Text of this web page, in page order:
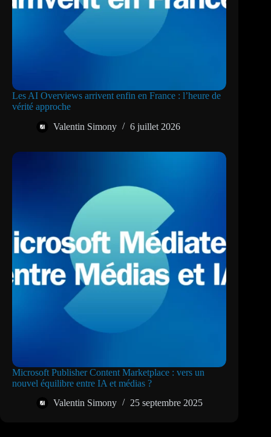
Les AI Overviews arrivent enfin en France : l’heure de
vérité approche
Valentin Simony
6 juillet 2026
Microsoft Publisher Content Marketplace : vers un
nouvel équilibre entre IA et médias ?
Valentin Simony
25 septembre 2025